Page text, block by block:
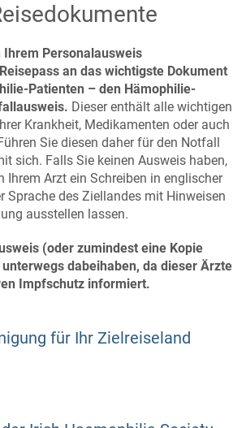
Ihrem Personalausweis
an das wichtigste Dokument
Patienten – den Hämophilie-
Dieser enthält alle wichtigen
Krankheit, Medikamenten oder auch
Sie diesen daher für den Notfall
sich. Falls Sie keinen Ausweis haben,
Ihrem Arzt ein Schreiben in englischer
Sprache des Ziellandes mit Hinweisen
ausstellen lassen.
(oder zumindest eine Kopie
dabeihaben, da dieser Ärzte
Impfschutz informiert.
für Ihr Zielreiseland